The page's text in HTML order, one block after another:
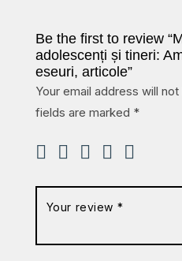
Be the first to review
adolescenți și tineri:
eseuri, articole”
Your email address will
fields are marked *